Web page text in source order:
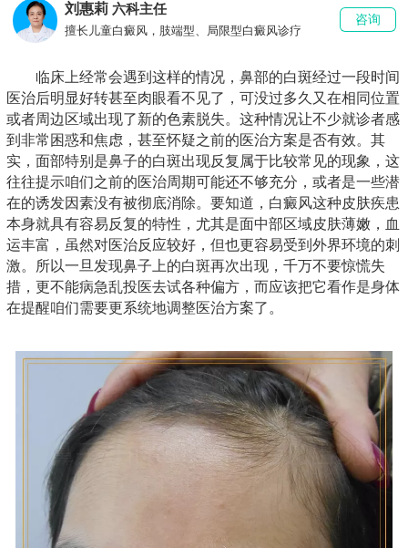
刘惠莉 六科主任
擅长儿童白癜风，肢端型、局限型白癜风诊疗
咨询
临床上经常会遇到这样的情况，鼻部的白斑经过一段时间
医治后明显好转甚至肉眼看不见了，可没过多久又在相同位置
或者周边区域出现了新的色素脱失。这种情况让不少就诊者感
到非常困惑和焦虑，甚至怀疑之前的医治方案是否有效。其
实，面部特别是鼻子的白斑出现反复属于比较常见的现象，这
往往提示咱们之前的医治周期可能还不够充分，或者是一些潜
在的诱发因素没有被彻底消除。要知道，白癜风这种皮肤疾患
本身就具有容易反复的特性，尤其是面中部区域皮肤薄嫩，血
运丰富，虽然对医治反应较好，但也更容易受到外界环境的刺
激。所以一旦发现鼻子上的白斑再次出现，千万不要惊慌失
措，更不能病急乱投医去试各种偏方，而应该把它看作是身体
在提醒咱们需要更系统地调整医治方案了。